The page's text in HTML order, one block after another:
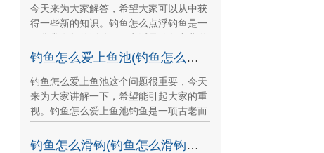
今天来为大家解答，希望大家可以从中获
得一些新的知识。钓鱼怎么点浮钓鱼是一
项非常有趣的活动，而点浮是钓鱼中非常
重要的一个环节，
钓鱼怎么爱上鱼池(钓鱼怎么上瘾)
钓鱼怎么爱上鱼池这个问题很重要，今天
来为大家讲解一下，希望能引起大家的重
视。钓鱼怎么爱上鱼池钓鱼是一项古老而
充满乐趣的活动。无论你是新手还是老
手，钓鱼总能让你体
钓鱼怎么滑钩(钓鱼怎么滑钩最好)